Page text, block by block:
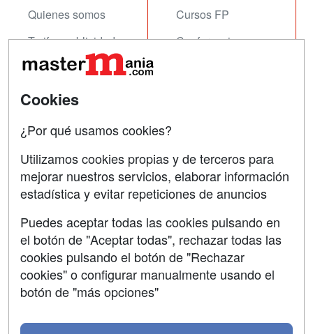
Quienes somos
Tarifas publicidad
Acceso Usuarios
Acceso Centros
Cursos FP
Conferencias
Contactar
Confidencialidad
Aviso legal
Copyleft
Cookies
¿Por qué usamos cookies?
Utilizamos cookies propias y de terceros para
mejorar nuestros servicios, elaborar información
estadística y evitar repeticiones de anuncios
Puedes aceptar todas las cookies pulsando en
el botón de "Aceptar todas", rechazar todas las
cookies pulsando el botón de "Rechazar
cookies" o configurar manualmente usando el
botón de "más opciones"